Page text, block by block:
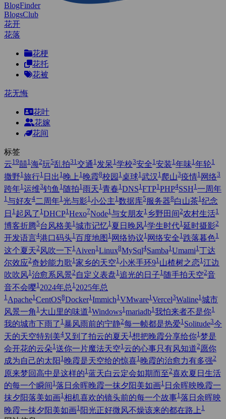
BlogFinder
BlogsClub
花开
花落
花梗
花托
花被
花无悔
花叶
花嫁
花间
标签
云19囍1 海2玩5乱拍31 交通 1 发呆1 学校3安全1 安装1 年味1 年轮1
撒野1 旅行1 日出 1 晚上 1 晚霞8校园 1 桌球1 武汉 1 爬山3疫情1 网络3
跨年1 运维3钓鱼 1 随拍1 雨天1 青春1 DNS1 FTP1 PHP4SSH1 一周年
1 与好友4二周年1 光与影1 小公主1 数据库5 服务器8白山茶1 纪念
日 1 起风了 1 DHCP1 Hexo7Node1 与女朋友1 乡野田间 2农村生活1
博客折腾5台风格美1 城市记忆1 夏日晚风1 学生时代1 延时摄影2
开发语言4港口码头1 百度地图 1 网络协议1 网络安全1 跌落暮色1
这个夏天2 风吹一下1 Aiven1 Linux8MySql4Samba1 Umami1 丁达
尔效应2奇妙能力歌1 家乡的天空1 小米手环91 山楂树之恋1 江边
吹吹风1 治愈系风景2 自定义表盘1 追光的日子1 随手拍天空2音
音不会嘤1 2024年总 1 2025年总
1 Apache1 CentOS8Docker1 Immich1 VMware1 Vercel3Waline1 城市
风景一角 1 大山里的味道1 Windows1 mariadb1 我怕来者不是你1
我的城市下雨了 1暴风雨前的宁静2每一帧都是热爱1Solitude3今
天的天空特别美4又到了拍云的夏天1 想把晚霞分享给你1 梦是
会开花的云朵1 送你一片魔法天空1 云的心事只有风知道2愿你
成为自己的太阳 1晚霞是天空给的惊喜1晚霞的治愈力有多强2
原来梦回高中是这样的1 蓝天白云定会如期而至2喜欢夏日生活
的每一个瞬间 1 落日余晖晚霞一抹夕阳美如画1 日余晖映晚霞一
抹夕阳落美如画1相机喜欢的镜头前的每一个故事1落日余晖映
晚霞一抹夕阳美如画1 阳光正好微风不燥该来的都在路上 1